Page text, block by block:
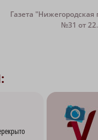
Газета "Нижегородская
№31 от